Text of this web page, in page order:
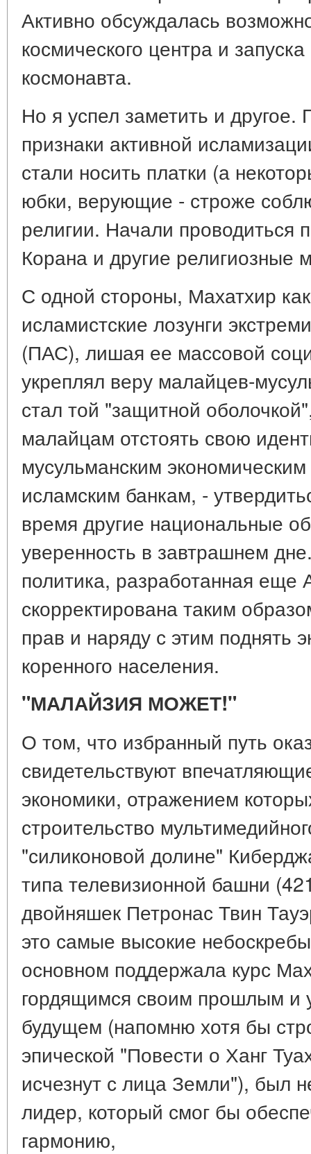
Активно обсуждалась
космического центра и
космонавта.
Но я успел заметить и
признаки активной
стали носить платки (а
юбки, верующие - строже
религии. Начали проводиться
Корана и другие религиозные
С одной стороны, Махатхир
исламистские лозунги
(ПАС), лишая ее массовой
укреплял веру малайцев-
стал той "защитной
малайцам отстоять свою
мусульманским
исламским банкам, -
время другие национальные
уверенность в завтрашнем
политика, разработанная
скорректирована таким
прав и наряду с этим поднять
коренного населения.
"МАЛАЙЗИЯ МОЖЕТ!"
О том, что избранный путь
свидетельствуют
экономики, отражением
строительство
"силиконовой долине"
типа телевизионной башни
двойняшек Петронас Твин
это самые высокие
основном поддержала курс
гордящимся своим прошлым и
будущем (напомню хотя бы
эпической "Повести о Ханг
исчезнут с лица Земли"), был
лидер, который смог бы
гармонию,